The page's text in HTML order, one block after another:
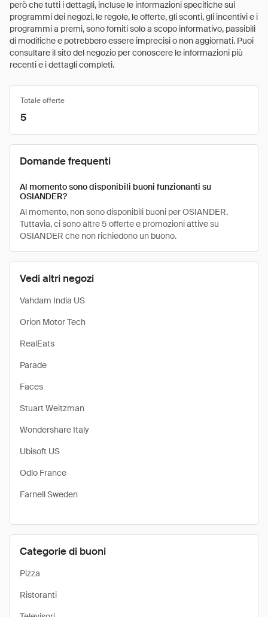
però che tutti i dettagli, incluse le informazioni specifiche sui
programmi dei negozi, le regole, le offerte, gli sconti, gli incentivi e i
programmi a premi, sono forniti solo a scopo informativo, passibili
di modifiche e potrebbero essere imprecisi o non aggiornati. Puoi
consultare il sito del negozio per conoscere le informazioni più
recenti e i dettagli completi.
Vedi altri negozi
Vahdam India US
Orion Motor Tech
RealEats
Parade
Faces
Stuart Weitzman
Wondershare Italy
Ubisoft US
Odlo France
Farnell Sweden
Categorie di buoni
Pizza
Ristoranti
Totale offerte
5
Domande frequenti
Al momento sono disponibili buoni funzionanti su
OSIANDER?
Al momento, non sono disponibili buoni per OSIANDER.
Tuttavia, ci sono altre 5 offerte e promozioni attive su
OSIANDER che non richiedono un buono.